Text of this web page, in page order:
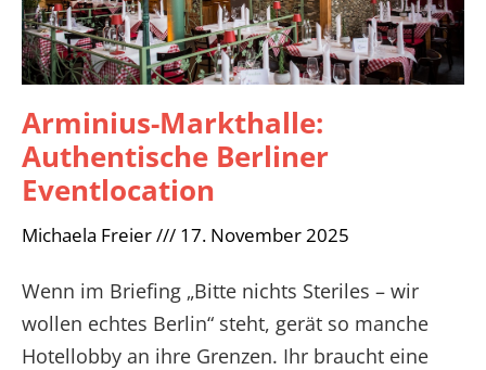
Arminius-Markthalle:
Authentische Berliner
Eventlocation
Michaela Freier 17. November 2025
Wenn im Briefing „Bitte nichts Steriles – wir
wollen echtes Berlin“ steht, gerät so manche
Hotellobby an ihre Grenzen. Ihr braucht eine